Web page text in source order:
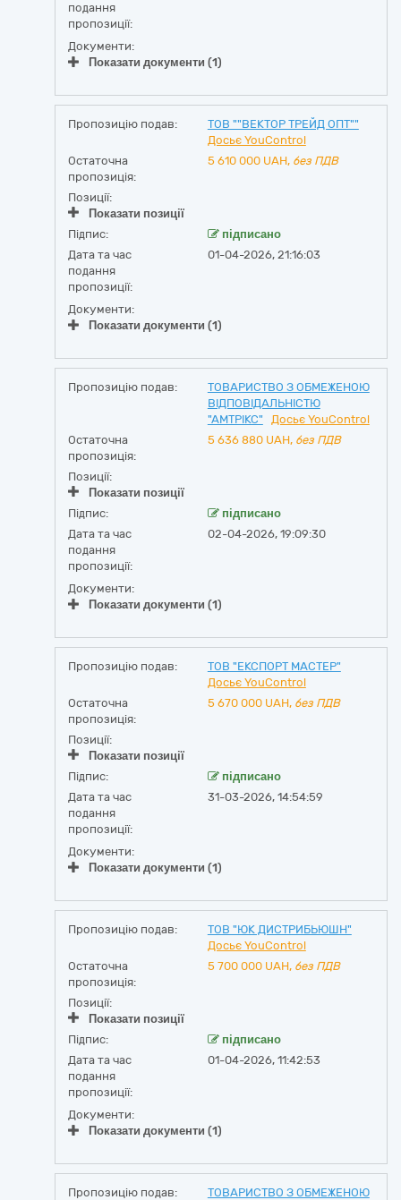
подання
пропозиції:
Документи:
Показати документи (1)
Пропозицію подав:
ТОВ ""ВЕКТОР ТРЕЙД ОПТ""
Досьє YouControl
Остаточна
пропозиція:
5 610 000 UAH, без ПДВ
Позиції:
Показати позиції
Підпис:
підписано
Дата та час
подання
пропозиції:
01-04-2026, 21:16:03
Документи:
Показати документи (1)
Пропозицію подав:
ТОВАРИСТВО З ОБМЕЖЕНОЮ
ВІДПОВІДАЛЬНІСТЮ
"АМТРІКС"
Досьє YouControl
Остаточна
пропозиція:
5 636 880 UAH, без ПДВ
Позиції:
Показати позиції
Підпис:
підписано
Дата та час
подання
пропозиції:
02-04-2026, 19:09:30
Документи:
Показати документи (1)
Пропозицію подав:
ТОВ "ЕКСПОРТ МАСТЕР"
Досьє YouControl
Остаточна
пропозиція:
5 670 000 UAH, без ПДВ
Позиції:
Показати позиції
Підпис:
підписано
Дата та час
подання
пропозиції:
31-03-2026, 14:54:59
Документи:
Показати документи (1)
Пропозицію подав:
ТОВ "ЮК ДИСТРИБЬЮШН"
Досьє YouControl
Остаточна
пропозиція:
5 700 000 UAH, без ПДВ
Позиції:
Показати позиції
Підпис:
підписано
Дата та час
подання
пропозиції:
01-04-2026, 11:42:53
Документи:
Показати документи (1)
Пропозицію подав:
ТОВАРИСТВО З ОБМЕЖЕНОЮ